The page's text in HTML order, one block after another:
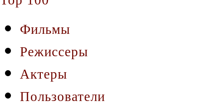
Фильмы
Режиссеры
Актеры
Пользователи